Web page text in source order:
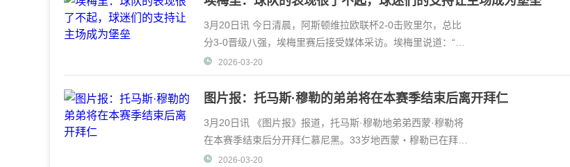
3月20日讯 今日清晨，阿斯顿维拉欧联杯2-0击败里尔，总比
分3-0晋级八强，埃梅里赛后接受媒体采访。埃梅里说道：“这
太了不起了，两年前我们
2026-03-20
图片报：托马斯·穆勒的弟弟将在本赛季结束后离开拜仁
3月20日讯 《图片报》报道，托马斯·穆勒地弟弟西蒙·穆勒将
在本赛季结束后分开拜仁慕尼黑。33岁地西蒙・穆勒已在拜仁
慕尼黑地球迷
2026-03-20